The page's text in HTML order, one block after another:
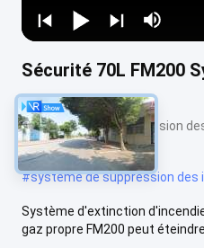
Sécurité 70L FM200
système de suppression
#système de suppression des
Système d'extinction
gaz propre FM200 peut